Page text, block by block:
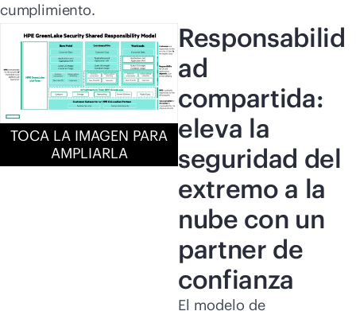
cumplimiento.
TOCA LA IMAGEN PARA
AMPLIARLA
Responsabilid
ad
compartida:
eleva la
seguridad del
extremo a la
nube con un
partner de
confianza
El modelo de